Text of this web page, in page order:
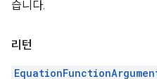
습니다.
리턴